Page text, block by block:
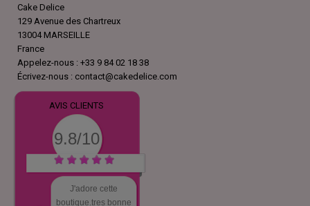
Cake Delice
129 Avenue des Chartreux
13004 MARSEILLE
France
Appelez-nous : +33 9 84 02 18 38
Écrivez-nous : contact@cakedelice.com
AVIS CLIENTS
9.8/10
J'adore cette
boutique.tres bonne